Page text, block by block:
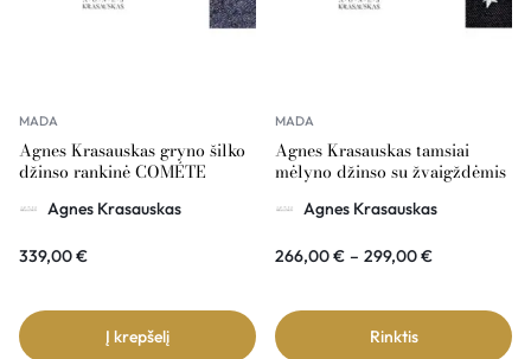
MADA
Agnes Krasauskas gryno šilko
džinso rankinė COMÉTE
Agnes Krasauskas
339,00€
Į krepšelį
MADA
Agnes Krasauskas tamsiai
mėlyno džinso su žvaigždėmis
Agnes Krasauskas
266,00€ – 299,00€
Rinktis